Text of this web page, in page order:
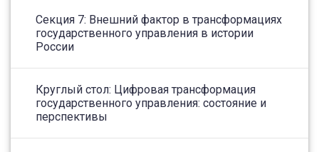
Секция 7: Внешний фактор в трансформациях
государственного управления в истории
России
Круглый стол: Цифровая трансформация
государственного управления: состояние и
перспективы